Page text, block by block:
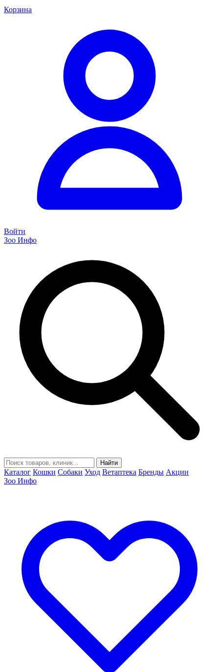
Корзина
Войти
Зоо Инфо
Найти
Каталог Кошки Собаки Уход Ветаптека Бренды Акции
Зоо Инфо